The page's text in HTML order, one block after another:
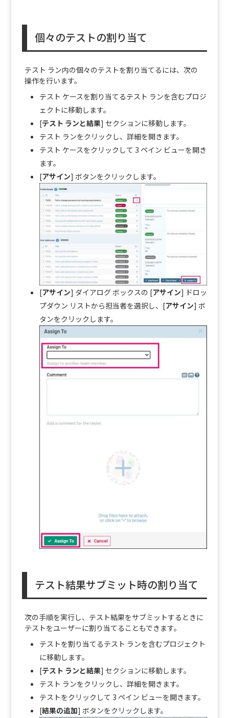
個々のテストの割り当て
テスト ラン内の個々のテストを割り当てるには、次の
操作を行います。
テスト ケースを割り当てるテスト ランを含むプロジ
ェクトに移動します。
[テスト ランと結果] セクションに移動します。
テスト ランをクリックし、詳細を開きます。
テスト ケースをクリックして 3 ペイン ビューを開き
ます。
[アサイン] ボタンをクリックします。
[アサイン] ダイアログ ボックスの [アサイン] ドロッ
プダウン リストから担当者を選択し、[アサイン] ボ
タンをクリックします。
テスト結果サブミット時の割り当て
次の手順を実行し、テスト結果をサブミットするときに
テストをユーザーに割り当てることもできます。
テストを割り当てるテスト ランを含むプロジェクト
に移動します。
[テスト ランと結果] セクションに移動します。
テスト ランをクリックし、詳細を開きます。
テストをクリックして 3 ペイン ビューを開きます。
[結果の追加] ボタンをクリックします。